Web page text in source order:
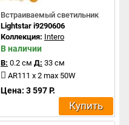
Встраиваемый светильник
Lightstar i9290606
Коллекция: Intero
В наличии
В: 0.2 см Д: 33 см
AR111 x 2 max 50W
Цена: 3 597 Р.
Купить